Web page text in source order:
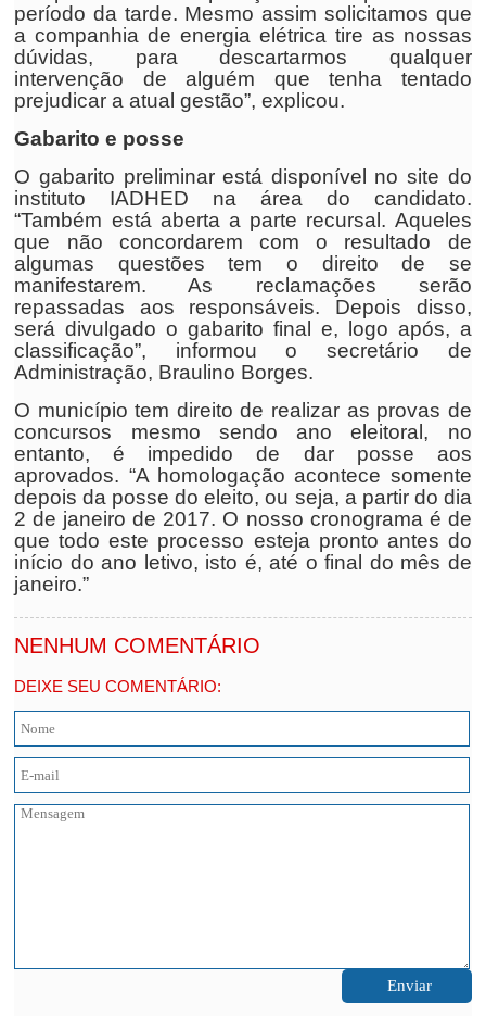
período da tarde. Mesmo assim solicitamos que
a companhia de energia elétrica tire as nossas
dúvidas, para descartarmos qualquer
intervenção de alguém que tenha tentado
prejudicar a atual gestão”, explicou.
Gabarito e posse
O gabarito preliminar está disponível no site do
instituto IADHED na área do candidato.
“Também está aberta a parte recursal. Aqueles
que não concordarem com o resultado de
algumas questões tem o direito de se
manifestarem. As reclamações serão
repassadas aos responsáveis. Depois disso,
será divulgado o gabarito final e, logo após, a
classificação”, informou o secretário de
Administração, Braulino Borges.
O município tem direito de realizar as provas de
concursos mesmo sendo ano eleitoral, no
entanto, é impedido de dar posse aos
aprovados. “A homologação acontece somente
depois da posse do eleito, ou seja, a partir do dia
2 de janeiro de 2017. O nosso cronograma é de
que todo este processo esteja pronto antes do
início do ano letivo, isto é, até o final do mês de
janeiro.”
NENHUM COMENTÁRIO
DEIXE SEU COMENTÁRIO: